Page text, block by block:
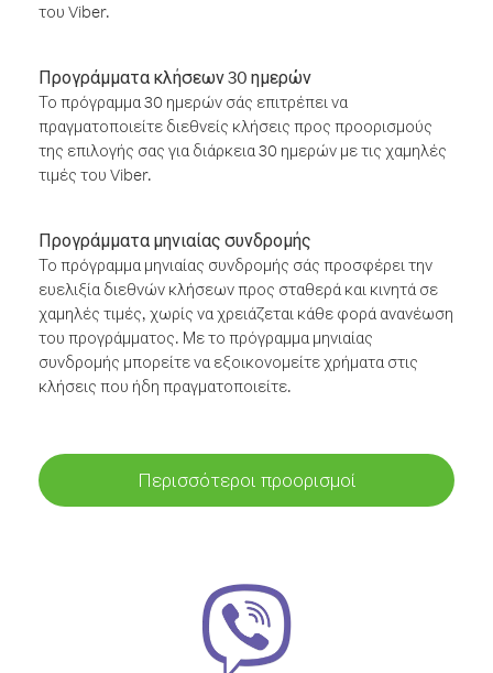
του Viber.
Προγράμματα κλήσεων 30 ημερών
Το πρόγραμμα 30 ημερών σάς επιτρέπει να
πραγματοποιείτε διεθνείς κλήσεις προς προορισμούς
της επιλογής σας για διάρκεια 30 ημερών με τις χαμηλές
τιμές του Viber.
Προγράμματα μηνιαίας συνδρομής
Το πρόγραμμα μηνιαίας συνδρομής σάς προσφέρει την
ευελιξία διεθνών κλήσεων προς σταθερά και κινητά σε
χαμηλές τιμές, χωρίς να χρειάζεται κάθε φορά ανανέωση
του προγράμματος. Με το πρόγραμμα μηνιαίας
συνδρομής μπορείτε να εξοικονομείτε χρήματα στις
κλήσεις που ήδη πραγματοποιείτε.
Περισσότεροι προορισμοί